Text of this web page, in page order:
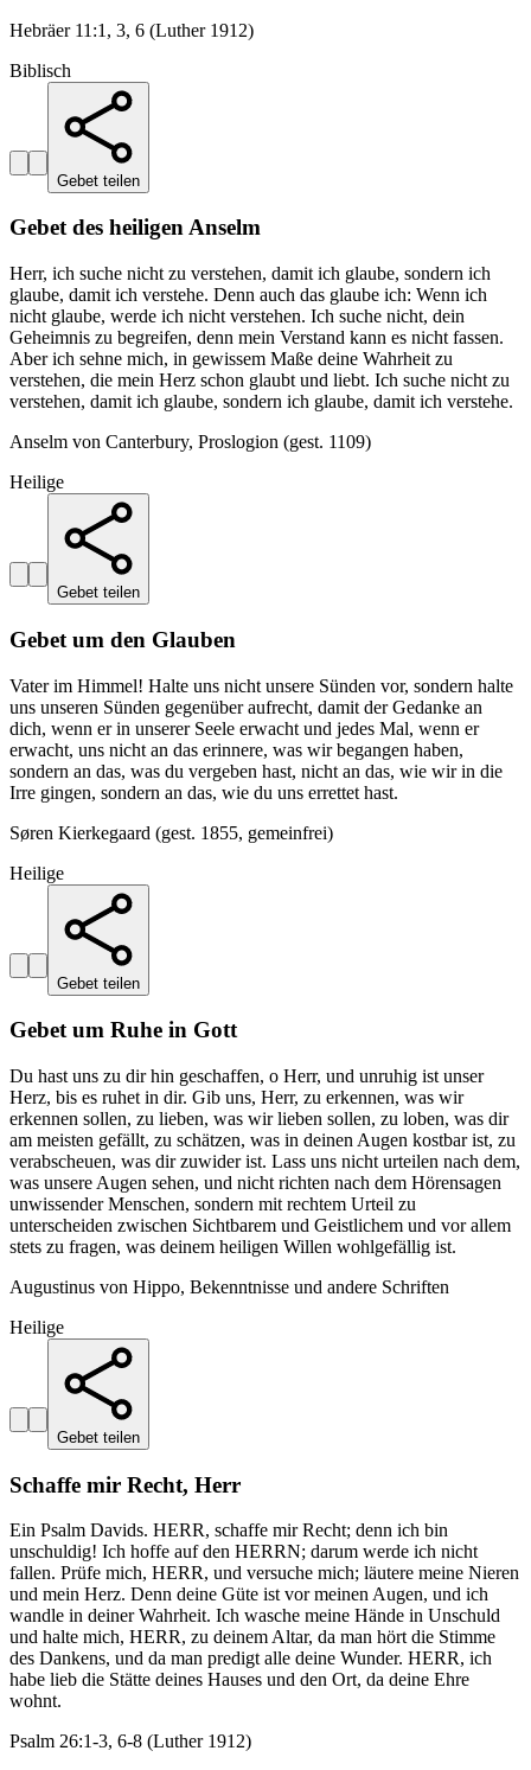
Hebräer 11:1, 3, 6 (Luther 1912)
Biblisch
Gebet teilen
Gebet des heiligen Anselm
Herr, ich suche nicht zu verstehen, damit ich glaube, sondern ich
glaube, damit ich verstehe. Denn auch das glaube ich: Wenn ich
nicht glaube, werde ich nicht verstehen. Ich suche nicht, dein
Geheimnis zu begreifen, denn mein Verstand kann es nicht fassen.
Aber ich sehne mich, in gewissem Maße deine Wahrheit zu
verstehen, die mein Herz schon glaubt und liebt. Ich suche nicht zu
verstehen, damit ich glaube, sondern ich glaube, damit ich verstehe.
Anselm von Canterbury, Proslogion (gest. 1109)
Heilige
Gebet teilen
Gebet um den Glauben
Vater im Himmel! Halte uns nicht unsere Sünden vor, sondern halte
uns unseren Sünden gegenüber aufrecht, damit der Gedanke an
dich, wenn er in unserer Seele erwacht und jedes Mal, wenn er
erwacht, uns nicht an das erinnere, was wir begangen haben,
sondern an das, was du vergeben hast, nicht an das, wie wir in die
Irre gingen, sondern an das, wie du uns errettet hast.
Søren Kierkegaard (gest. 1855, gemeinfrei)
Heilige
Gebet teilen
Gebet um Ruhe in Gott
Du hast uns zu dir hin geschaffen, o Herr, und unruhig ist unser
Herz, bis es ruhet in dir. Gib uns, Herr, zu erkennen, was wir
erkennen sollen, zu lieben, was wir lieben sollen, zu loben, was dir
am meisten gefällt, zu schätzen, was in deinen Augen kostbar ist, zu
verabscheuen, was dir zuwider ist. Lass uns nicht urteilen nach dem,
was unsere Augen sehen, und nicht richten nach dem Hörensagen
unwissender Menschen, sondern mit rechtem Urteil zu
unterscheiden zwischen Sichtbarem und Geistlichem und vor allem
stets zu fragen, was deinem heiligen Willen wohlgefällig ist.
Augustinus von Hippo, Bekenntnisse und andere Schriften
Heilige
Gebet teilen
Schaffe mir Recht, Herr
Ein Psalm Davids. HERR, schaffe mir Recht; denn ich bin
unschuldig! Ich hoffe auf den HERRN; darum werde ich nicht
fallen. Prüfe mich, HERR, und versuche mich; läutere meine Nieren
und mein Herz. Denn deine Güte ist vor meinen Augen, und ich
wandle in deiner Wahrheit. Ich wasche meine Hände in Unschuld
und halte mich, HERR, zu deinem Altar, da man hört die Stimme
des Dankens, und da man predigt alle deine Wunder. HERR, ich
habe lieb die Stätte deines Hauses und den Ort, da deine Ehre
wohnt.
Psalm 26:1-3, 6-8 (Luther 1912)